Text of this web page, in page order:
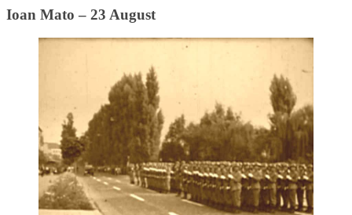
Ioan Mato – 23 August